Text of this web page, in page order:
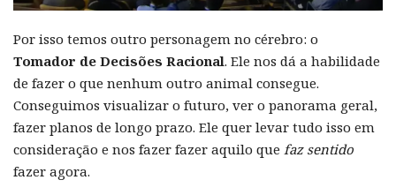
Por isso temos outro personagem no cérebro: o
Tomador de Decisões Racional. Ele nos dá a habilidade
de fazer o que nenhum outro animal consegue.
Conseguimos visualizar o futuro, ver o panorama geral,
fazer planos de longo prazo. Ele quer levar tudo isso em
consideração e nos fazer fazer aquilo que faz sentido
fazer agora.